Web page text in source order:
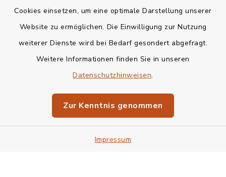
Cookies einsetzen, um eine optimale Darstellung unserer
Website zu ermöglichen. Die Einwilligung zur Nutzung
weiterer Dienste wird bei Bedarf gesondert abgefragt.
Weitere Informationen finden Sie in unseren
Datenschutzhinweisen.
Zur Kenntnis genommen
Impressum
Kontakt
Barrierefreiheit
Impressum
Sitemap